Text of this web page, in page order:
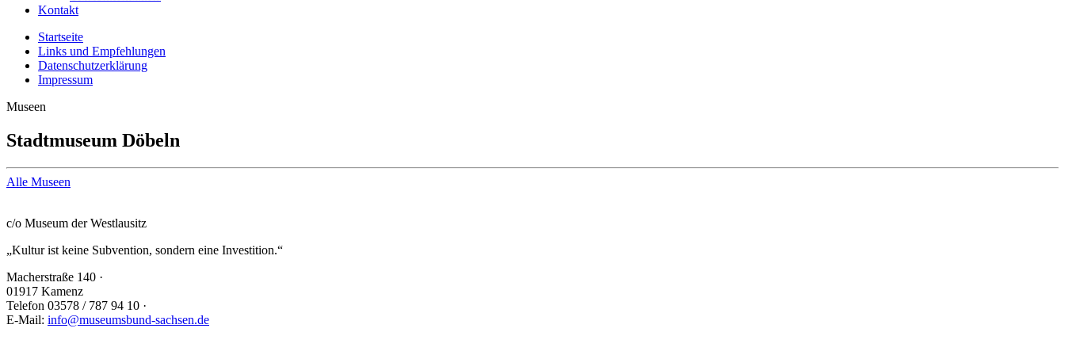
Kontakt
Startseite
Links und Empfehlungen
Datenschutzerklärung
Impressum
Museen
Stadtmuseum Döbeln
Alle Museen
c/o Museum der Westlausitz
„Kultur ist keine Subvention, sondern eine Investition.“
Macherstraße 140 ·
01917 Kamenz
Telefon 03578 / 787 94 10 ·
E-Mail: info@museumsbund-sachsen.de